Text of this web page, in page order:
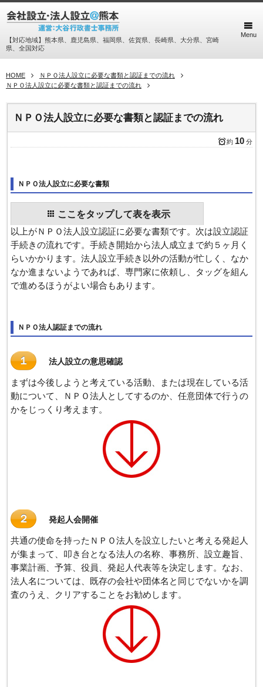
【対応地域】熊本県、鹿児島県、福岡県、佐賀県、長崎県、大分県、宮崎
県、全国対応
Menu
HOME
ＮＰＯ法人設立に必要な書類と認証までの流れ
ＮＰＯ法人設立に必要な書類と認証までの流れ
ＮＰＯ法人設立に必要な書類と認証までの流れ
約 10 分
ＮＰＯ法人設立に必要な書類
ここをタップして表を表示
以上がＮＰＯ法人設立認証に必要な書類です。次は設立認証
手続きの流れです。手続き開始から法人成立まで約５ヶ月く
らいかかります。法人設立手続き以外の活動が忙しく、なか
なか進まないようであれば、専門家に依頼し、タッグを組ん
で進めるほうがよい場合もあります。
ＮＰＯ法人認証までの流れ
１ 法人設立の意思確認
まずは今後しようと考えている活動、または現在している活
動について、ＮＰＯ法人としてするのか、任意団体で行うの
かをじっくり考えます。
２ 発起人会開催
共通の使命を持ったＮＰＯ法人を設立したいと考える発起人
が集まって、叩き台となる法人の名称、事務所、設立趣旨、
事業計画、予算、役員、発起人代表等を決定します。なお、
法人名については、既存の会社や団体名と同じでないかを調
査のうえ、クリアすることをお勧めします。